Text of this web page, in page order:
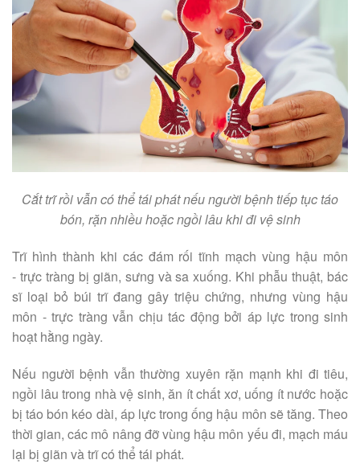
Cắt trĩ rồi vẫn có thể tái phát nếu người bệnh tiếp tục táo
bón, rặn nhiều hoặc ngồi lâu khi đi vệ sinh
Trĩ hình thành khi các đám rối tĩnh mạch vùng hậu môn
- trực tràng bị giãn, sưng và sa xuống. Khi phẫu thuật, bác
sĩ loại bỏ búi trĩ đang gây triệu chứng, nhưng vùng hậu
môn - trực tràng vẫn chịu tác động bởi áp lực trong sinh
hoạt hằng ngày.
Nếu người bệnh vẫn thường xuyên rặn mạnh khi đi tiêu,
ngồi lâu trong nhà vệ sinh, ăn ít chất xơ, uống ít nước hoặc
bị táo bón kéo dài, áp lực trong ống hậu môn sẽ tăng. Theo
thời gian, các mô nâng đỡ vùng hậu môn yếu đi, mạch máu
lại bị giãn và trĩ có thể tái phát.